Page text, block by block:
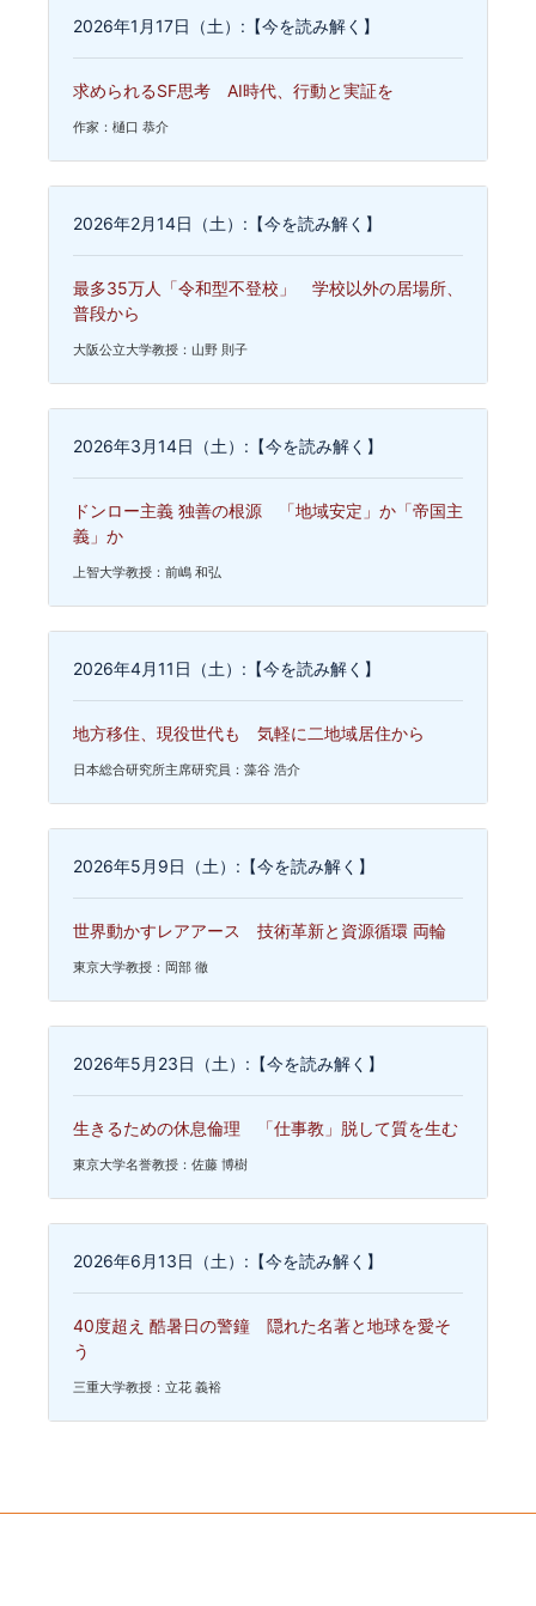
2026年1月17日（土）:【今を読み解く】
求められるSF思考 AI時代、行動と実証を
作家：樋口 恭介
2026年2月14日（土）:【今を読み解く】
最多35万人「令和型不登校」 学校以外の居場所、
普段から
大阪公立大学教授：山野 則子
2026年3月14日（土）:【今を読み解く】
ドンロー主義 独善の根源 「地域安定」か「帝国主
義」か
上智大学教授：前嶋 和弘
2026年4月11日（土）:【今を読み解く】
地方移住、現役世代も 気軽に二地域居住から
日本総合研究所主席研究員：藻谷 浩介
2026年5月9日（土）:【今を読み解く】
世界動かすレアアース 技術革新と資源循環 両輪
東京大学教授：岡部 徹
2026年5月23日（土）:【今を読み解く】
生きるための休息倫理 「仕事教」脱して質を生む
東京大学名誉教授：佐藤 博樹
2026年6月13日（土）:【今を読み解く】
40度超え 酷暑日の警鐘 隠れた名著と地球を愛そ
う
三重大学教授：立花 義裕